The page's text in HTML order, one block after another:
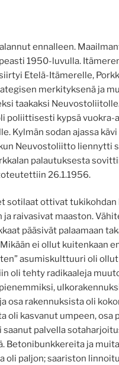
ennalleen.
1950-luvulla.
Etelä-Itämerelle,
merkityksenä ja
taakaksi
poliittisesti kypsä vuokra-
Kylmän sodan ajassa
Neuvostoliitto liennytti
palautuksesta
26.1.1956.
sotilaat ottivat tukikohdan
raivasivat maaston.
pääsivät palaamaan
ei ollut kuitenkaan
asumiskulttuuri oli
oli tehty radikaaleja
osa rakennuksista oli
oli kasvanut umpeen, osa
saanut palvella
Betonibunkkereita ja
oli paljon; saariston